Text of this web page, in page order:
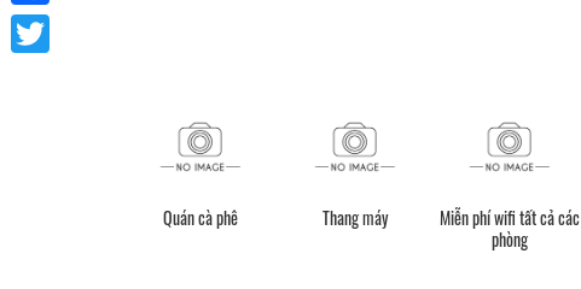
Quán cà phê Thang máy
Miễn phí wifi tất cả các
phòng
Facebook